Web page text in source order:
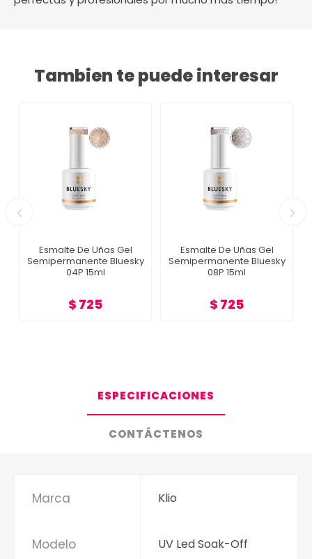
Tambien te puede interesar
Esmalte De Uñas Gel
Semipermanente Bluesky
04P 15ml
$ 725
Esmalte De Uñas Gel
Semipermanente Bluesky
08P 15ml
$ 725
ESPECIFICACIONES
CONTÁCTENOS
Marca Klio
Modelo UV Led Soak-Off